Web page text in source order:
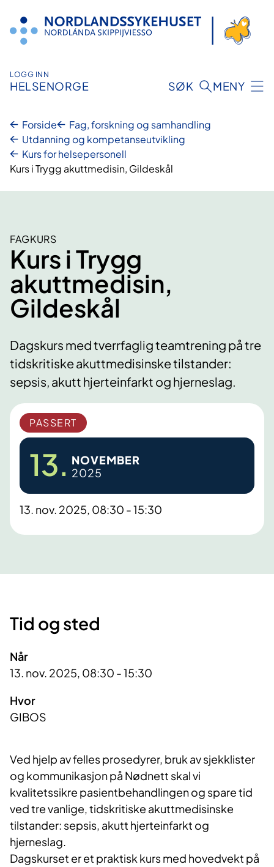
innhold
LOGG INN
HELSENORGE SØK MENY
Forside
Fag, forskning og samhandling
Utdanning og kompetanseutvikling
Kurs for helsepersonell
Kurs i Trygg akuttmedisin, Gildeskål
FAGKURS
Kurs i Trygg
akuttmedisin,
Gildeskål
Dagskurs med tverrfaglig teamtrening på tre
tidskritiske akuttmedisinske tilstander:
sepsis, akutt hjerteinfarkt og hjerneslag.
PASSERT
13. NOVEMBER
2025
13. nov. 2025, 08:30 - 15:30
Tid og sted
Når
13. nov. 2025, 08:30 - 15:30
Hvor
GIBOS
Ved hjelp av felles prosedyrer, bruk av sjekklister
og kommunikasjon på Nødnett skal vi
kvalitetssikre pasientbehandlingen og spare tid
ved tre vanlige, tidskritiske akuttmedisinske
tilstander: sepsis, akutt hjerteinfarkt og
hjerneslag.
Dagskurset er et praktisk kurs med hovedvekt på